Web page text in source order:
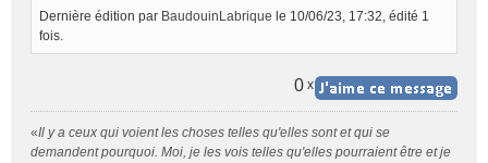
Dernière édition par BaudouinLabrique le 10/06/23, 17:32, édité 1
fois.
0 x
«Il y a ceux qui voient les choses telles qu'elles sont et qui se
demandent pourquoi. Moi, je les vois telles qu'elles pourraient être et je